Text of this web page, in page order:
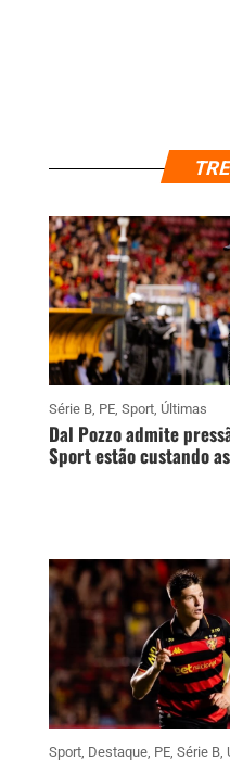
Série B, PE, Sport, Últimas
Dal Pozzo admite
Sport estão custando
Sport, Destaque, PE, Série B,